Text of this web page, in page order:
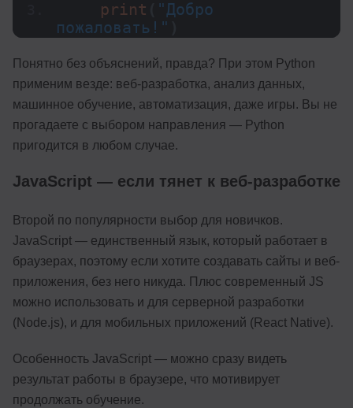
print
"Добро
пожаловать!"
Понятно без объяснений, правда? При этом Python
применим везде: веб-разработка, анализ данных,
машинное обучение, автоматизация, даже игры. Вы не
прогадаете с выбором направления — Python
пригодится в любом случае.
JavaScript — если тянет к веб-разработке
Второй по популярности выбор для новичков.
JavaScript — единственный язык, который работает в
браузерах, поэтому если хотите создавать сайты и веб-
приложения, без него никуда. Плюс современный JS
можно использовать и для серверной разработки
(Node.js), и для мобильных приложений (React Native).
Особенность JavaScript — можно сразу видеть
результат работы в браузере, что мотивирует
продолжать обучение.